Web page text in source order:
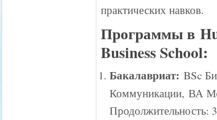
практических навков.
Программы в
Business School:
Бакалавриат: BSc
Коммуникации, ВА
Продолжительность: